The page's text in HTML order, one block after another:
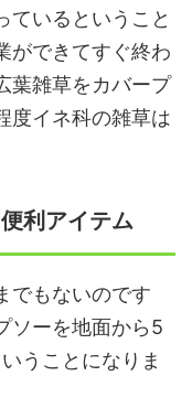
ているということ
ができてすぐ終わ
葉雑草をカバープ
度イネ科の雑草は
利アイテム
でもないのです
ソーを地面から5
うことになりま